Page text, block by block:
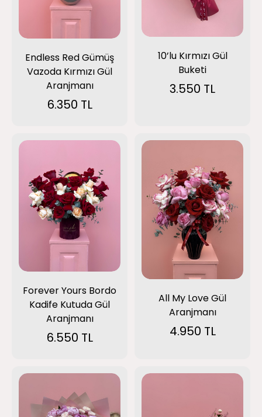
Endless Red Gümüş
Vazoda Kırmızı Gül
Aranjmanı
6.350 TL
10’lu Kırmızı Gül
Buketi
3.550 TL
Forever Yours Bordo
Kadife Kutuda Gül
Aranjmanı
6.550 TL
All My Love Gül
Aranjmanı
4.950 TL